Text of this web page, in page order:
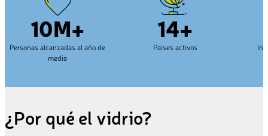
10M+
Personas alcanzadas al año de
media
14+
Países activos
¿Por qué el vidrio?